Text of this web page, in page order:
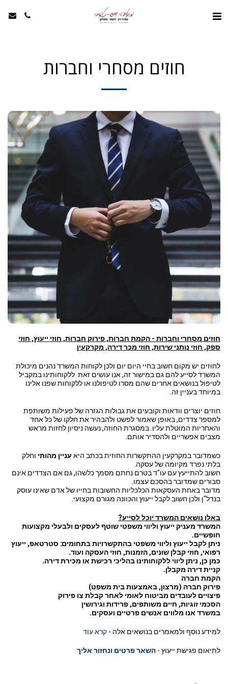
חוזים מסחרי וחברות
חוזים מסחרי וחברות - הקמת חברות, פירוק חברות, חוזי ייעוץ, חוזי
ספק, חוזי נותני שירות, חוזי מכר דירה, מקרקעין
לחוזים יש מקום חשוב בחיי היום יום ולכן לקוחות המשרד נהנים מיכולת
המשרד לסייע להם גם במישור זה, אנו עושים זאת ללקוחותינו במקביל
לטיפול בנושאים אחרים שהם מסרו לטיפולנו או ללקוחות שפנו אלינו
במיוחד בעניין זה.
חוזים יוצרים וודאות וקובעים את גבולות הגזרה של פעילות משותפת
למספר צדדים, באופן שאמור לפשט ולהבהיר את חלקו של כל אחד
והאחריות המוטלת עליו. במסגרת החוזה, נעשה ניסיון לחזות מראש
מצבים אפשריים ולהסדיר אותם.
כשמדובר במקרקעין ההתקשרות החוזית בכתב היא עניין מהותי וחלק
בלתי נפרד מקיומה של עסקה.
חשוב להתייעץ עם עו"ד בטרם נחתם מסמך כלשהו, גם אם הצדדים אינם
סבורים שמדובר בהסכם עצמו.
מדובר באחת העסקאות הכלכליות החשובות בחייו של אדם שאינו עוסק
בנדל"ן ולכן חשוב לקבל ייעוץ והכוונה מגורם מקצועי.
באלו נושאים המשרד יוכל לסייע?
המשרד מעניק ייעוץ וליווי משפטי שוטף לעסקים ולבעלי מקצועות
חופשיים.
ניתן לקבל ייעוץ וליווי משפטי בהתקשרויות בתחומים: סטרטאפ, ייעוץ
רפואי, חוזי קבלן שונים, הזמנות, חוזי העסקה ועוד.
כמן כן, ניתן ליווי ללקוחותינו בהליכי רכישת או מכירת דירה.
קניית דירה מקבלן.
הקמת חברה
פירוק חברה (מרצון, באמצעות בית משפט)
פיצויים לעובדים מביטוח לאומי לאחר קבלת צו פירוק
הסכמי זוגיות, חיים משותפים, פרידות וגירושין
במשרד אנו מלווים אנשים פרטיים ועסקים.
למידע נוסף ולמאמרים בנושאים אלה - קרא עוד
לתיאום פגישת ייעוץ - השאר פרטים ונחזור אליך